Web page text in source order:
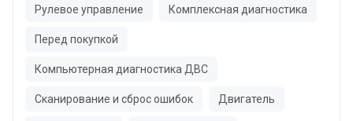
Рулевое управление Комплексная диагностика
Перед покупкой
Компьютерная диагностика ДВС
Сканирование и сброс ошибок Двигатель